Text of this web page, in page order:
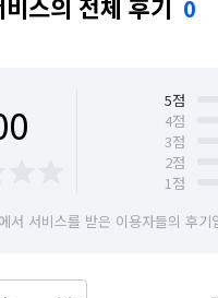
0
5점
4점
3점
2점
1점
서 서비스를 받은 이용자들의 후기